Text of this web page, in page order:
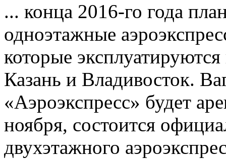
... конца 2016-го года
одноэтажные
которые
Казань и Владивосток.
«Аэроэкспресс» будет
ноября, состоится
двухэтажного